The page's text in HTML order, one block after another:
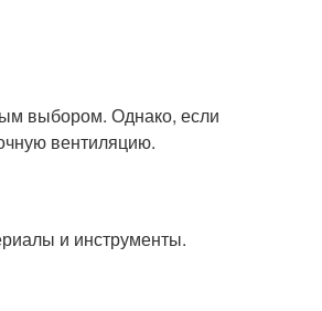
выбором. Однако, если
вентиляцию.
и инструменты.